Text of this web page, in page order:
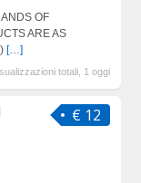
OF
ARE AS
[…]
totali, 1 oggi
€ 12